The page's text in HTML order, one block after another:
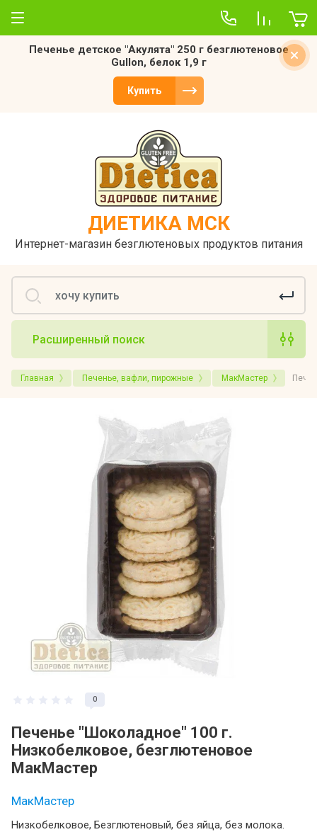
О компании
Печенье детское "Акулята" 250 г безглютеновое
Gullon, белок 1,9 г
Купить
ДИЕТИКА МСК
Интернет-магазин безглютеновых продуктов питания
Расширенный поиск
Главная Печенье, вафли, пирожные МакМастер
0
Печенье "Шоколадное" 100 г.
Низкобелковое, безглютеновое
МакМастер
МакМастер
Низкобелковое, Безглютеновый, без яйца, без молока.